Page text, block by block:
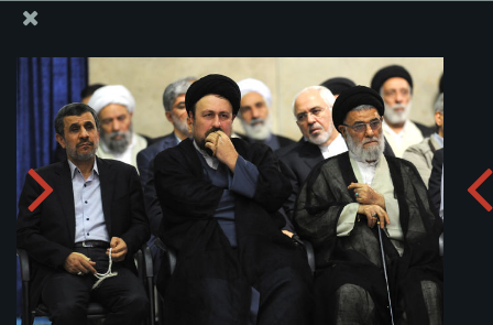
12. Dönem Cumhurbaşkanlık Seçimlerinin İslam
İnkılabı Rehberi tarafından Onanması Töreni
Albümü indirin: